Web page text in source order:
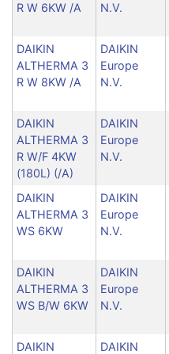
R W 6KW /A
N.V.
DAIKIN
ALTHERMA 3
R W 8KW /A
DAIKIN
Europe
N.V.
DAIKIN
ALTHERMA 3
R W/F 4KW
(180L) (/A)
DAIKIN
Europe
N.V.
DAIKIN
ALTHERMA 3
WS 6KW
DAIKIN
Europe
N.V.
DAIKIN
ALTHERMA 3
WS B/W 6KW
DAIKIN
Europe
N.V.
DAIKIN
DAIKIN